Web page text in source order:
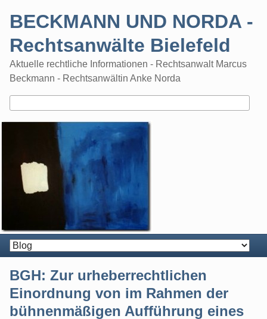
BECKMANN UND NORDA -
Rechtsanwälte Bielefeld
Aktuelle rechtliche Informationen - Rechtsanwalt Marcus
Beckmann - Rechtsanwältin Anke Norda
BGH: Zur urheberrechtlichen
Einordnung von im Rahmen der
bühnenmäßigen Aufführung eines